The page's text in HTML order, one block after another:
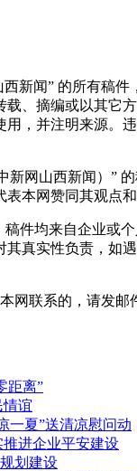
新闻” 的所有稿
、摘编或以其它
，并注明来源。
新网山西新闻）”
本网赞同其观点
件均来自企业或
真实性负责，如
网联系的，请发邮
距离”
情谊
一夏”送清凉慰问动
进企业平安建设
划建设